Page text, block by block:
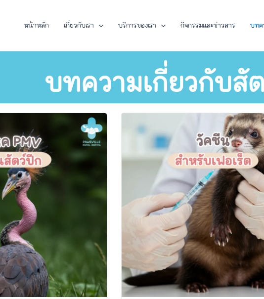
หน้าหลัก เกี่ยวกับเรา บริการของเรา กิจกรรมและข่าวสาร บทค
บทความเกี่ยวกับสั